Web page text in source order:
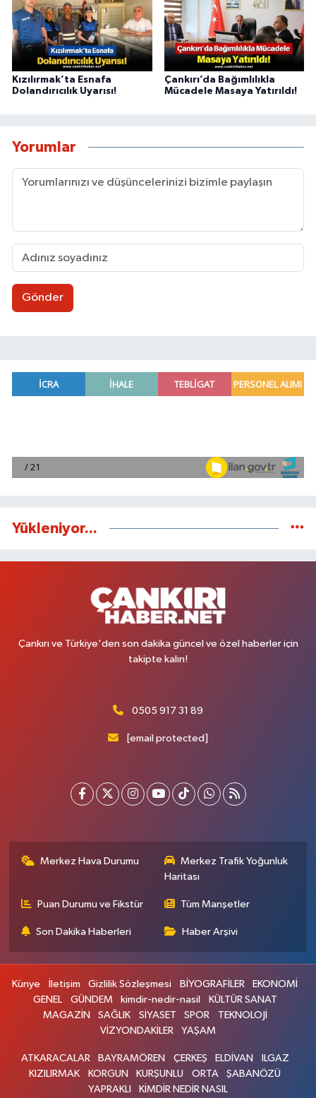
Kızılırmak’ta Esnafa
Dolandırıcılık Uyarısı!
Çankırı’da Bağımlılıkla
Mücadele Masaya Yatırıldı!
Yorumlar
Gönder
Yükleniyor...
Çankırı ve Türkiye'den son dakika güncel ve özel haberler için
takipte kalın!
0505 917 31 89
[email protected]
Merkez Hava Durumu
Merkez Trafik Yoğunluk
Haritası
Puan Durumu ve Fikstür Tüm Manşetler
Son Dakika Haberleri Haber Arşivi
Künye İletişim Gizlilik Sözleşmesi BİYOGRAFİLER
EKONOMİ
GENEL
GÜNDEM kimdir-nedir-nasil
KÜLTÜR SANAT
MAGAZİN
SAĞLIK SİYASET SPOR
TEKNOLOJİ
VİZYONDAKİLER
YAŞAM
ATKARACALAR BAYRAMÖREN ÇERKEŞ ELDİVAN
ILGAZ
KIZILIRMAK
KORGUN KURŞUNLU ORTA
ŞABANÖZÜ
YAPRAKLI
KİMDİR NEDİR NASIL